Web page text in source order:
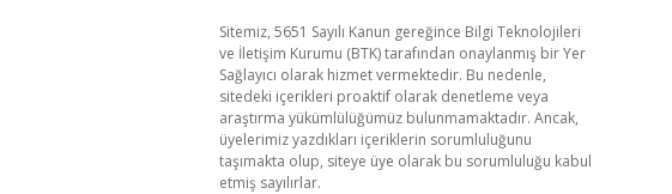
Sitemiz, 5651 Sayılı Kanun gereğince Bilgi Teknolojileri
ve İletişim Kurumu (BTK) tarafından onaylanmış bir Yer
Sağlayıcı olarak hizmet vermektedir. Bu nedenle,
sitedeki içerikleri proaktif olarak denetleme veya
araştırma yükümlülüğümüz bulunmamaktadır. Ancak,
üyelerimiz yazdıkları içeriklerin sorumluluğunu
taşımakta olup, siteye üye olarak bu sorumluluğu kabul
etmiş sayılırlar.